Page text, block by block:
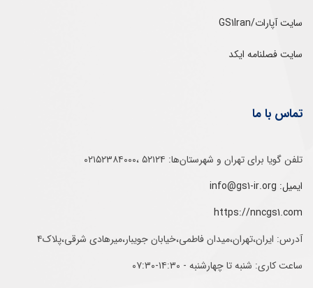
سایت آپارات/GS1Iran
سایت فصلنامه ایکد
تماس با ما
تلفن‌ گویا برای‌ تهران‌‌ و‌ شهرستان‌ها:‌ ۵۲۱۲۴ ،۰۲۱۵۲۳۸۴۰۰۰
ایمیل: info@gs1-ir.org
https://nncgs1.com
آدرس: ایران،تهران،میدان فاطمی،خیابان جویبار،میرهادی شرقی،پلاک۴
ساعت کاری: شنبه تا چهارشنبه - ۱۴:۳۰-۰۷:۳۰